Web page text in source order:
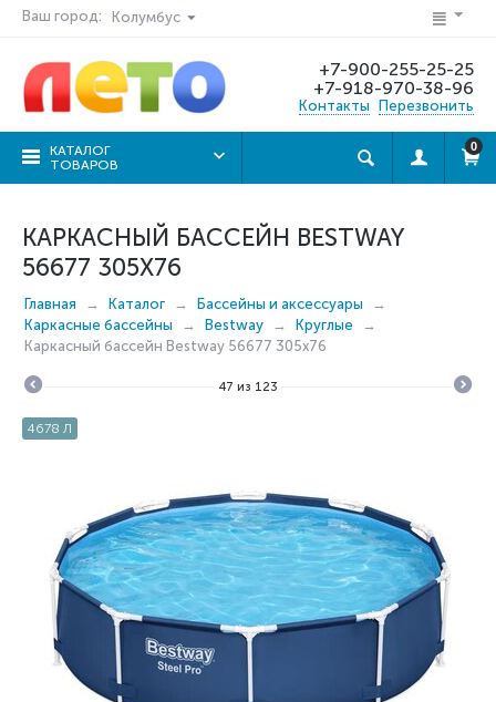
Ваш город: Колумбус
+7-900-255-25-25
+7-918-970-38-96
Контакты Перезвонить
КАТАЛОГ
ТОВАРОВ
0
КАРКАСНЫЙ БАССЕЙН BESTWAY
56677 305X76
Главная Каталог
Бассейны и аксессуары
Каркасные бассейны
Bestway
Круглые
Каркасный бассейн Bestway 56677 305x76
47 из 123
4678 Л